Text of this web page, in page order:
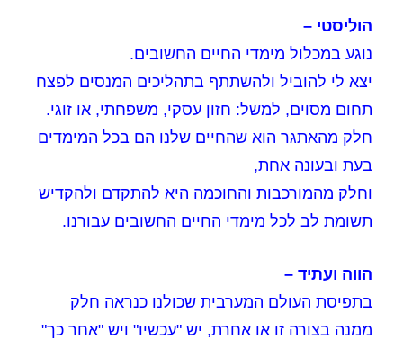
הוליסטי –
נוגע במכלול מימדי החיים החשובים.
יצא לי להוביל ולהשתתף בתהליכים המנסים לפצח
תחום מסוים, למשל: חזון עסקי, משפחתי, או זוגי.
חלק מהאתגר הוא שהחיים שלנו הם בכל המימדים
בעת ובעונה אחת,
וחלק מהמורכבות והחוכמה היא להתקדם ולהקדיש
תשומת לב לכל מימדי החיים החשובים עבורנו.
הווה ועתיד –
בתפיסת העולם המערבית שכולנו כנראה חלק
ממנה בצורה זו או אחרת, יש "עכשיו" ויש "אחר כך"